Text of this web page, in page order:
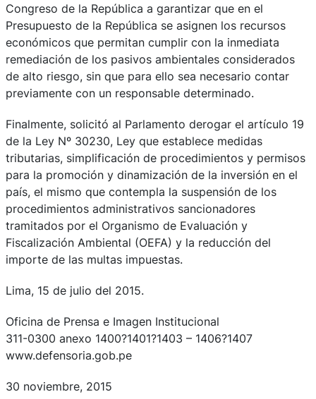
Congreso de la República a garantizar que en el
Presupuesto de la República se asignen los recursos
económicos que permitan cumplir con la inmediata
remediación de los pasivos ambientales considerados
de alto riesgo, sin que para ello sea necesario contar
previamente con un responsable determinado.
Finalmente, solicitó al Parlamento derogar el artículo 19
de la Ley Nº 30230, Ley que establece medidas
tributarias, simplificación de procedimientos y permisos
para la promoción y dinamización de la inversión en el
país, el mismo que contempla la suspensión de los
procedimientos administrativos sancionadores
tramitados por el Organismo de Evaluación y
Fiscalización Ambiental (OEFA) y la reducción del
importe de las multas impuestas.
Lima, 15 de julio del 2015.
Oficina de Prensa e Imagen Institucional
311-0300 anexo 1400?1401?1403 – 1406?1407
www.defensoria.gob.pe
30 noviembre, 2015